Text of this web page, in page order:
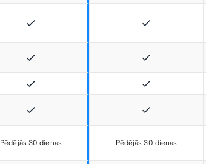
Pēdējās 30 dienas Pēdējās 30 dienas